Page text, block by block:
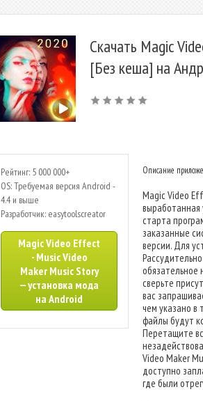
Скачать Magic
[Без кеша] на
Рейтинг: 5 000 000+
OS: Требуемая версия Android -
4.4 и выше
Разработчик: easytoolscreator
Magic Video Effect
- Music Video
Maker Music Story
— установка мода
на Android
Описание
Magic Video
старта
заказанные
версии. Для
обязательное
сверьте
вас
чем указано в
файлы будут
Перетащите
Video Maker
доступно
где были